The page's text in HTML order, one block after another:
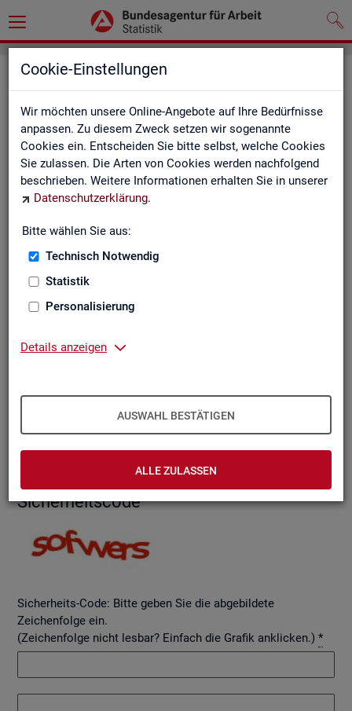
Cookie-Einstellungen
Wir möchten unsere Online-Angebote auf Ihre Bedürfnisse
anpassen. Zu diesem Zweck setzen wir sogenannte
Cookies ein. Entscheiden Sie bitte selbst, welche Cookies
Sie zulassen. Die Arten von Cookies werden nachfolgend
beschrieben. Weitere Informationen erhalten Sie in unserer
Datenschutzerklärung.
Bitte wählen Sie aus:
Technisch Notwendig
Statistik
Personalisierung
Details anzeigen
AUSWAHL BESTÄTIGEN
ALLE ZULASSEN
Seite emp­feh­len
Fel­der mit einem * sind Pflicht­fel­der und müs­sen aus­ge­füllt
wer­den
Ihre An­ga­ben
Empfänger*
Si­cher­heits­code
Sicherheits-Code: Bitte geben Sie die abgebildete
Zeichenfolge ein.
(Zeichenfolge nicht lesbar? Einfach die Grafik anklicken.) *